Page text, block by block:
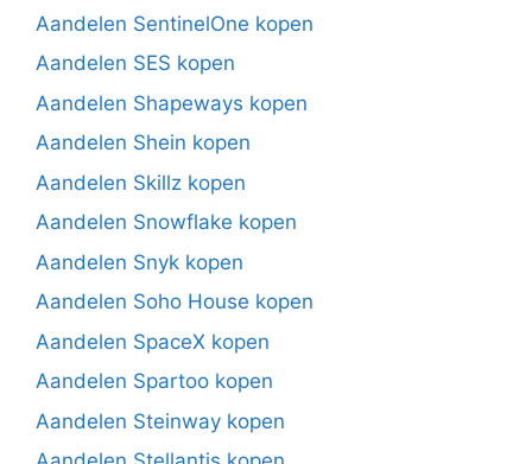
Aandelen SentinelOne kopen
Aandelen SES kopen
Aandelen Shapeways kopen
Aandelen Shein kopen
Aandelen Skillz kopen
Aandelen Snowflake kopen
Aandelen Snyk kopen
Aandelen Soho House kopen
Aandelen SpaceX kopen
Aandelen Spartoo kopen
Aandelen Steinway kopen